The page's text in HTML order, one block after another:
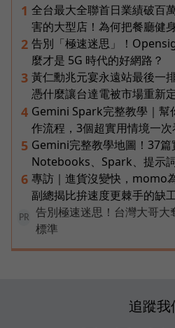
1 全台最大全聯首日業績破百
害的大型店！為何把餐廳健
2 告別「極速迷思」！
麼才是 5G 時代的好網路？
3 黃仁勳兆元宴永遠站最後一
憑什麼讓台達電被市場重新
4 Gemini Spark完整教學｜幫
作流程，3個超實用情境一次
5 Gemini完整教學地圖！37篇
Notebooks、Spark、提示
6 專訪｜進貨沒變快，momo
副總揭比拚速度更棘手的缺
PR
告別極速迷思！台灣大哥
標準
追蹤我